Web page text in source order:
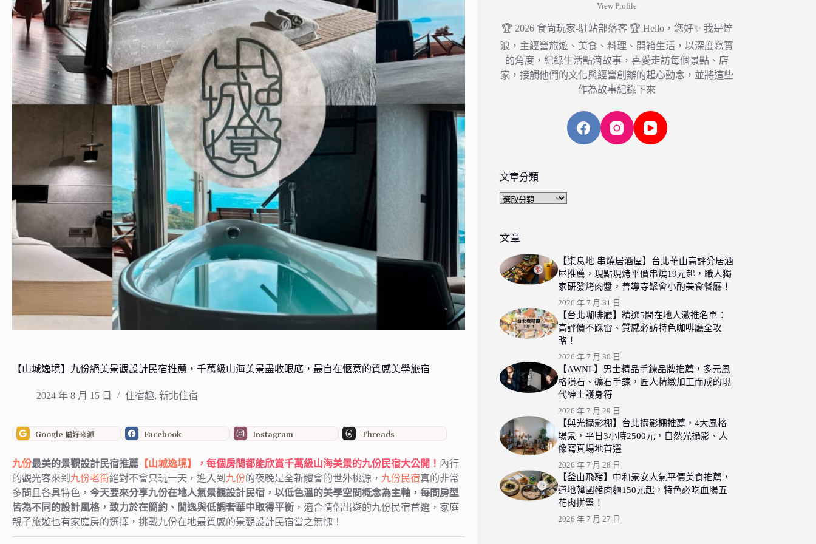
【山城逸境】九份絕美景觀設計民宿推薦，千萬級山海美景盡收眼底，最自在愜意的質感美學旅宿
2024 年 8 月 15 日 住宿趣, 新北住宿
Google 偏好來源 Facebook Instagram Threads
九份最美的景觀設計民宿推薦 【山城逸境】 ，每個房間都能欣賞千萬級山海美景的九份民宿大公開！ 內行
的觀光客來到 九份老街絕對不會只玩一天，進入到 九份的夜晚是全新體會的世外桃源， 九份民宿真的非常
多間且各具特色， 今天要來分享九份在地人氣景觀設計民宿，以低色溫的美學空間概念為主軸，每間房型
皆為不同的設計風格，致力於在簡約、閒逸與低調奢華中取得平衡 ，適合情侶出遊的九份民宿首選，家庭
親子旅遊也有家庭房的選擇，挑戰九份在地最質感的景觀設計民宿當之無愧！
View Profile
🏆 2026 食尚玩家-駐站部落客 🏆 Hello，您好✨ 我是達
浪，主經營旅遊、美食、料理、開箱生活，以深度寫實
的角度，紀錄生活點滴故事，喜愛走訪每個景點、店
家，接觸他們的文化與經營創辦的起心動念，並將這些
作為故事紀錄下來
文章分類
文
類
文章
【柒息地 串燒居酒屋】台北華山高評分居酒
屋推薦，現點現烤平價串燒19元起，職人獨
家研發烤肉醬，善導寺聚會小酌美食餐廳！
2026 年 7 月 31 日
【台北咖啡廳】精選5間在地人激推名單：
高評價不踩雷、質感必訪特色咖啡廳全攻
略！
2026 年 7 月 30 日
【AWNL】男士精品手鍊品牌推薦，多元風
格隕石、礦石手鍊，匠人精緻加工而成的現
代紳士護身符
2026 年 7 月 29 日
【與光攝影棚】台北攝影棚推薦，4大風格
場景，平日3小時2500元，自然光攝影、人
像寫真場地首選
2026 年 7 月 28 日
【釜山飛豬】中和景安人氣平價美食推薦，
道地韓國豬肉麵150元起，特色必吃血腸五
花肉拼盤！
2026 年 7 月 27 日